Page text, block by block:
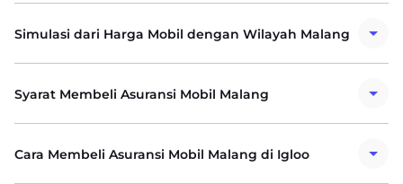
Simulasi dari Harga Mobil dengan Wilayah Malang
Syarat Membeli Asuransi Mobil Malang
Cara Membeli Asuransi Mobil Malang di Igloo